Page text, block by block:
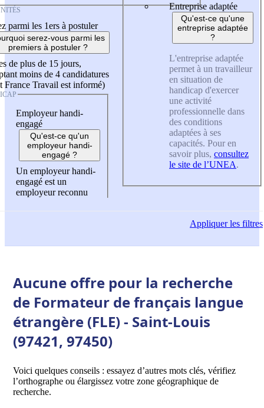
parmi les 1ers à postuler
serez-vous parmi les
premiers à postuler ?
de plus de 15 jours,
moins de 4 candidatures
France Travail est informé)
Employeur handi-
engagé
Qu'est-ce qu'un
employeur handi-
engagé ?
Un employeur handi-
engagé est un
employeur reconnu
Entreprise adaptée
Qu'est-ce qu'une
entreprise adaptée
?
L'entreprise adaptée
permet à un travailleur
en situation de
handicap d'exercer
une activité
professionnelle dans
des conditions
adaptées à ses
capacités. Pour en
savoir plus, consultez
le site de l’UNEA.
Appliquerles filtres
Aucune offre pour la recherche
de Formateur de français langue
étrangère (FLE) - Saint-Louis
(97421, 97450)
Voici quelques conseils : essayez d’autres mots clés, vérifiez
l’orthographe ou élargissez votre zone géographique de
recherche.